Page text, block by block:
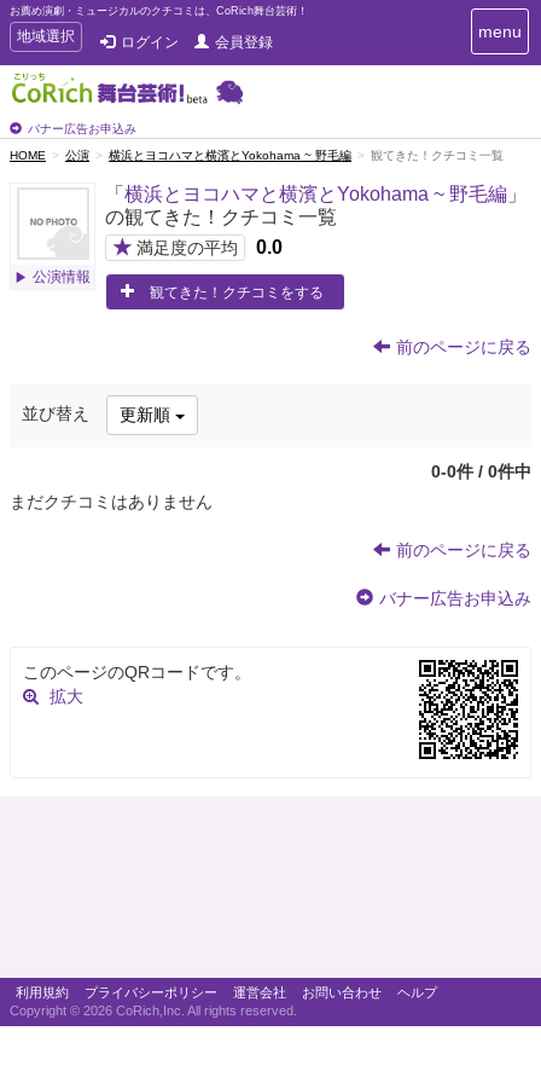
お薦め演劇・ミュージカルのクチコミは、CoRich舞台芸術！
T
o
g
g
e
n
a
t
地域選択 ログイン 会員登録
バナー広告お申込み
T
o
e
a
i
menu
HOME 公演 横浜とヨコハマと横濱とYokohama ~ 野毛編 観てきた！クチコミ一覧
公演情報
「 横浜とヨコハマと横濱とYokohama ~ 野毛編 」
の観てきた！クチコミ一覧
★ 満足度の平均 0.0
観てきた！クチコミをする
前のページに戻る
並び替え 更新順
0-0件 / 0件中
まだクチコミはありません
前のページに戻る
バナー広告お申込み
このページのQRコードです。
拡大
利用規約 プライバシーポリシー 運営会社 お問い合わせ
ヘルプ
Copyright © 2026 CoRich,Inc. All rights reserved.